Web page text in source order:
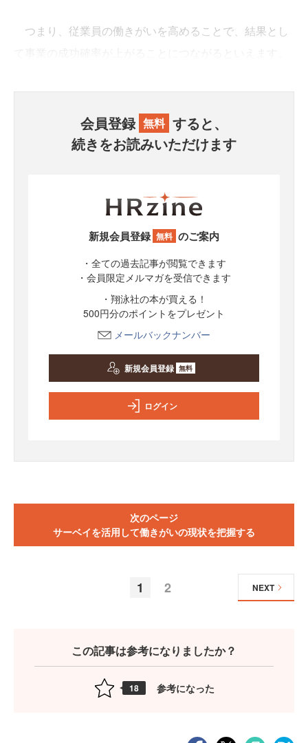
つまり、従業員の働きがいを高めることで、結果とし
会員登録 無料 すると、
続きをお読みいただけます
新規会員登録 無料 のご案内
・全ての過去記事が閲覧できます
・会員限定メルマガを受信できます
・翔泳社の本が買える！
500円分のポイントをプレゼント
メールバックナンバー
新規会員登録 無料
ログイン
次のページ
サーベイを活用して働きがいの現状を把握する
1 2 NEXT
この記事は参考になりましたか？
18 参考になった